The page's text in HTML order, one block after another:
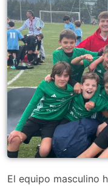
El equipo masculino